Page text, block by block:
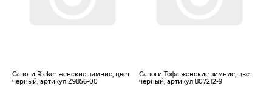
Сапоги Rieker женские зимние, цвет
черный, артикул Z9856-00
Сапоги Тофа женские зимние, цвет
черный, артикул 807212-9